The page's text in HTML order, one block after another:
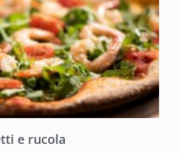
e rucola